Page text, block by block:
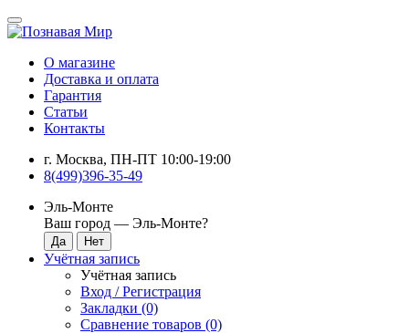
О магазине
Доставка и оплата
Гарантия
Статьи
Контакты
г. Москва, ПН-ПТ 10:00-19:00
8(499)396-35-49
Эль-Монте
Ваш город — Эль-Монте?
Учётная запись
Учётная запись
Вход / Регистрация
Закладки (0)
Сравнение товаров (0)